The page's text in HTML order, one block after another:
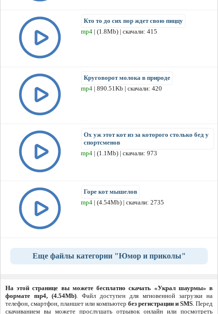
Кто то до сих пор ждет свою пиццу
mp4 | (1.8Mb) | скачали: 415
Круговорот молока в природе
mp4 | 890.51Kb | скачали: 420
Ох уж этот кот из за которого столько бед у
спортсменов
mp4 | (1.1Mb) | скачали: 973
Горе кот мышелов
mp4 | (4.54Mb) | скачали: 2735
Еще файлы категории "Юмор и приколы"
На этой странице вы можете бесплатно скачать «Украл шаурмы» в
формате mp4, (4.54Mb). Файл доступен для мгновенной загрузки на
телефон, смартфон, планшет или компьютер без регистрации и SMS. Перед
скачиванием вы можете прослушать отрывок онлайн или посмотреть